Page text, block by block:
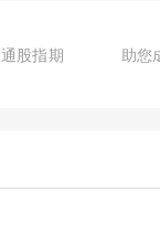
股指期
助您